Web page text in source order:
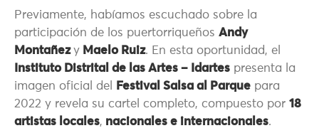
Previamente, habíamos escuchado sobre la
participación de los puertorriqueños Andy
Montañezy Maelo Ruiz. En esta oportunidad, el
Instituto Distrital de las Artes – Idartes presenta la
imagen oficial del
Festival Salsa al Parque para
2022 y revela su cartel completo, compuesto por 18
artistas locales, nacionales e internacionales.